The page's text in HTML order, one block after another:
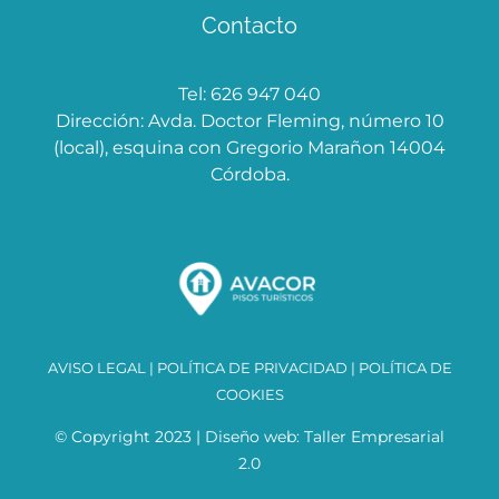
Contacto
Tel: 626 947 040
Dirección: Avda. Doctor Fleming, número 10
(local), esquina con Gregorio Marañon 14004
Córdoba.
AVISO LEGAL| POLÍTICA DE PRIVACIDAD | POLÍTICA DE
COOKIES
© Copyright 2023 | Diseño web: Taller Empresarial
2.0